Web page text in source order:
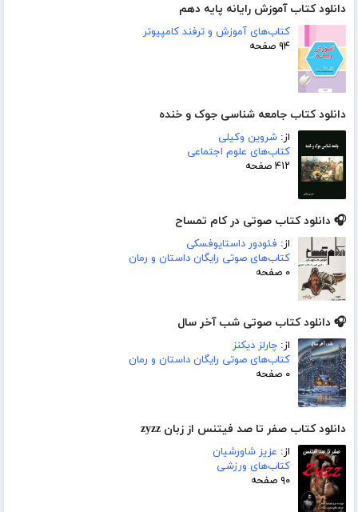
دانلود کتاب آموزش رایانه پایه دهم
کتاب‌های آموزش و ترفند کامپیوتر
۹۴ صفحه
دانلود کتاب جامعه شناسی جوک و خنده
از: شروین وکیلی
کتاب‌های علوم اجتماعی
۴۱۲ صفحه
🎧 دانلود کتاب صوتی در کام تمساح
از: فئودور داستایوفسکی
کتاب‌های صوتی رایگان داستان و رمان
۰ صفحه
🎧 دانلود کتاب صوتی شب آخر سال
از: چارلز دیکنز
کتاب‌های صوتی رایگان داستان و رمان
۰ صفحه
دانلود کتاب صفر تا صد فیتنس از زبان zyzz
از: عزیز شاورشیان
کتاب‌های ورزشی
۹۰ صفحه